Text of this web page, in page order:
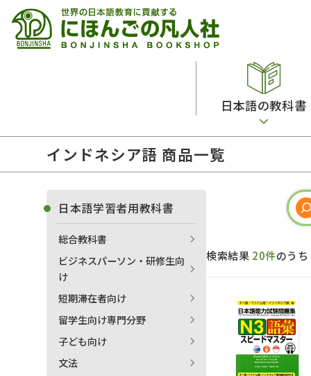
日本語の教科書
総合教科書
留学生向け専門分野
読解
練習問題
各種試験対策
日本語学習関連副読本
ビデオ・ＤＶＤ
カード・ゲーム・絵教材
日本語学習辞典
韓国語辞典
ドイツ語辞典
各国語辞典
語学・文法辞典
日本語教授法
音声・音韻
文法
試験対策
多言語社会・言語政策
定期刊行物
インドネシア語 商品一覧
検索結果 20件のうち
日本語学習者用教科書
総合教科書
ビジネスパーソン・研修生向
け
短期滞在者向け
留学生向け専門分野
子ども向け
文法